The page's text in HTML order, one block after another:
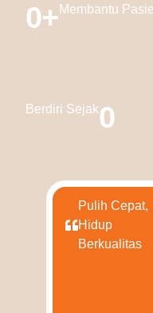
0+ Membantu
Berdiri Sejak0
Pulih Cepat,
Hidup
Berkualitas